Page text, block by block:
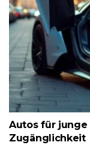
Autos für junge
Zugänglichkeit